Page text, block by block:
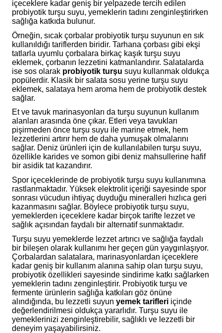
içeceklere kadar geniş bir yelpazede tercih edilen
probiyotik turşu suyu, yemeklerin tadını zenginleştirirken
sağlığa katkıda bulunur.
Örneğin, sıcak çorbalar probiyotik turşu suyunun en sık
kullanıldığı tariflerden biridir. Tarhana çorbası gibi ekşi
tatlarla uyumlu çorbalara birkaç kaşık turşu suyu
eklemek, çorbanın lezzetini katmanlandırır. Salatalarda
ise sos olarak probiyotik turşu suyu kullanmak oldukça
popülerdir. Klasik bir salata sosu yerine turşu suyu
eklemek, salataya hem aroma hem de probiyotik destek
sağlar.
Et ve tavuk marinasyonları da turşu suyunun kullanım
alanları arasında öne çıkar. Etleri veya tavukları
pişirmeden önce turşu suyu ile marine etmek, hem
lezzetlerini artırır hem de daha yumuşak olmalarını
sağlar. Deniz ürünleri için de kullanılabilen turşu suyu,
özellikle karides ve somon gibi deniz mahsullerine hafif
bir asidik tat kazandırır.
Spor içeceklerinde de probiyotik turşu suyu kullanımına
rastlanmaktadır. Yüksek elektrolit içeriği sayesinde spor
sonrası vücudun ihtiyaç duyduğu mineralleri hızlıca geri
kazanmasını sağlar. Böylece probiyotik turşu suyu,
yemeklerden içeceklere kadar birçok tarifte lezzet ve
sağlık açısından faydalı bir alternatif sunmaktadır.
Turşu suyu yemeklerde lezzet artırıcı ve sağlığa faydalı
bir bileşen olarak kullanımı her geçen gün yaygınlaşıyor.
Çorbalardan salatalara, marinasyonlardan içeceklere
kadar geniş bir kullanım alanına sahip olan turşu suyu,
probiyotik özellikleri sayesinde sindirime katkı sağlarken
yemeklerin tadını zenginleştirir. Probiyotik turşu ve
fermente ürünlerin sağlığa katkıları göz önüne
alındığında, bu lezzetli suyun yemek tarifleri içinde
değerlendirilmesi oldukça yararlıdır. Turşu suyu ile
yemeklerinizi zenginleştirebilir, sağlıklı ve lezzetli bir
deneyim yaşayabilirsiniz.